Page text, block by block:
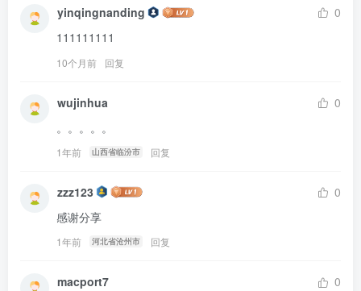
yinqingnanding
0
111111111
10个月前 回复
wujinhua
0
。。。。。
1年前 山西省临汾市 回复
zzz123
0
感谢分享
1年前 河北省沧州市 回复
macport7
0